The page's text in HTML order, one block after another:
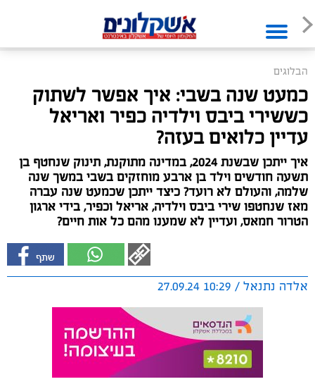
הבלוגים
כמעט שנה בשבי: איך אפשר לשתוק
כששירי ביבס וילדיה כפיר ואריאל
עדיין כלואים בעזה?
איך ייתכן שבשנת 2024, במדינה מתוקנת, תינוק שנחטף בן
תשעה חודשים וילד בן ארבע מוחזקים בשבי במשך שנה
שלמה, והעולם לא רועד? כיצד ייתכן שכמעט שנה עברה
מאז שנחטפו שירי ביבס וילדיה, אריאל וכפיר, בידי ארגון
הטרור חמאס, ועדיין לא שמענו מהם כל אות חיים?
אלדה נתנאל / 10:29 27.09.24